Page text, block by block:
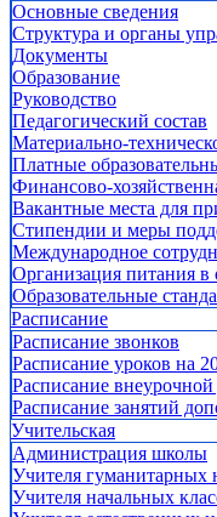
Основные сведения
Структура и органы
Документы
Образование
Руководство
Педагогический состав
Материально-
Платные
Финансово-
Вакантные места для
Стипендии и меры
Международное
Организация питания в
Образовательные
Расписание
Расписание звонков
Расписание уроков на
Расписание внеурочной
Расписание занятий
Учительская
Администрация школы
Учителя гуманитарных
Учителя начальных